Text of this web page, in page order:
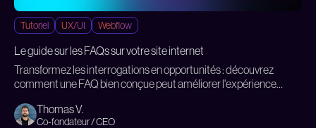
Tutoriel UX/UI Webflow
Le guide sur les FAQs sur votre site internet
Transformez les interrogations en opportunités : découvrez
comment une FAQ bien conçue peut améliorer l'expérience
Thomas V.
Co-fondateur / CEO